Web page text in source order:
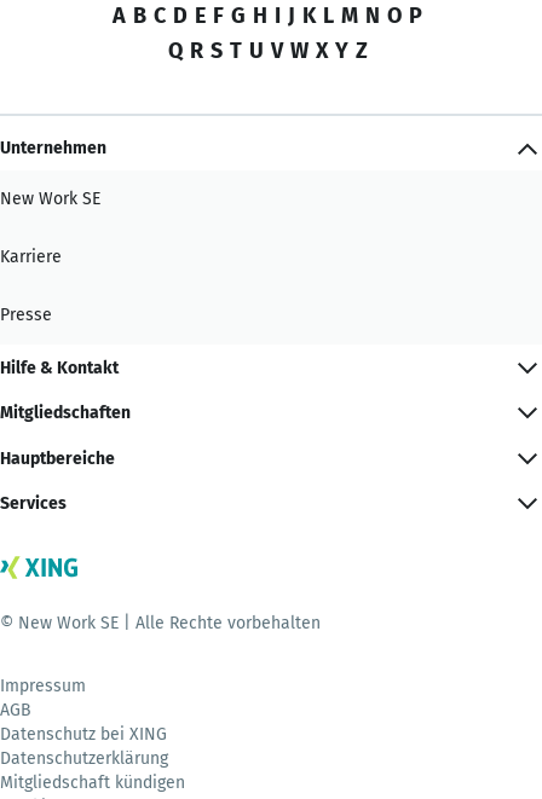
A B C D E F G H I J K L M N O P
Q R S T U V W X Y Z
Unternehmen
New Work SE
Karriere
Presse
Hilfe & Kontakt
Mitgliedschaften
Hauptbereiche
Services
© New Work SE | Alle Rechte vorbehalten
Impressum
AGB
Datenschutz bei XING
Datenschutzerklärung
Mitgliedschaft kündigen